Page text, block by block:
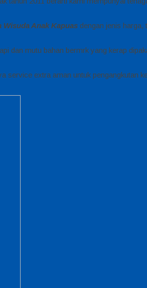
Wisuda Anak Kapuas dengan jenis harga,
dan mutu bahan bermrk yang kerap
service extra aman untuk pengangkutan